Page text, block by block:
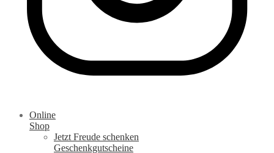
Online
Shop
Jetzt Freude schenken
Geschenkgutscheine